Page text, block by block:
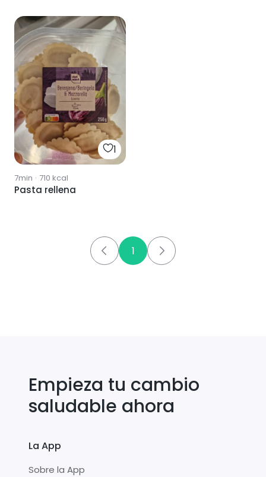
1
7min · 710 kcal
Pasta rellena
1
Empieza tu cambio
saludable ahora
La App
Sobre la App